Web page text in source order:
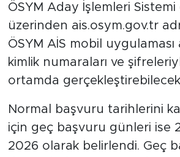
ÖSYM Aday İşlemleri Sistemi
üzerinden ais.osym.gov.tr
ÖSYM AİS mobil uygulaması
kimlik numaraları ve
ortamda
Normal başvuru tarihlerini
için geç başvuru günleri ise
2026 olarak belirlendi. Geç